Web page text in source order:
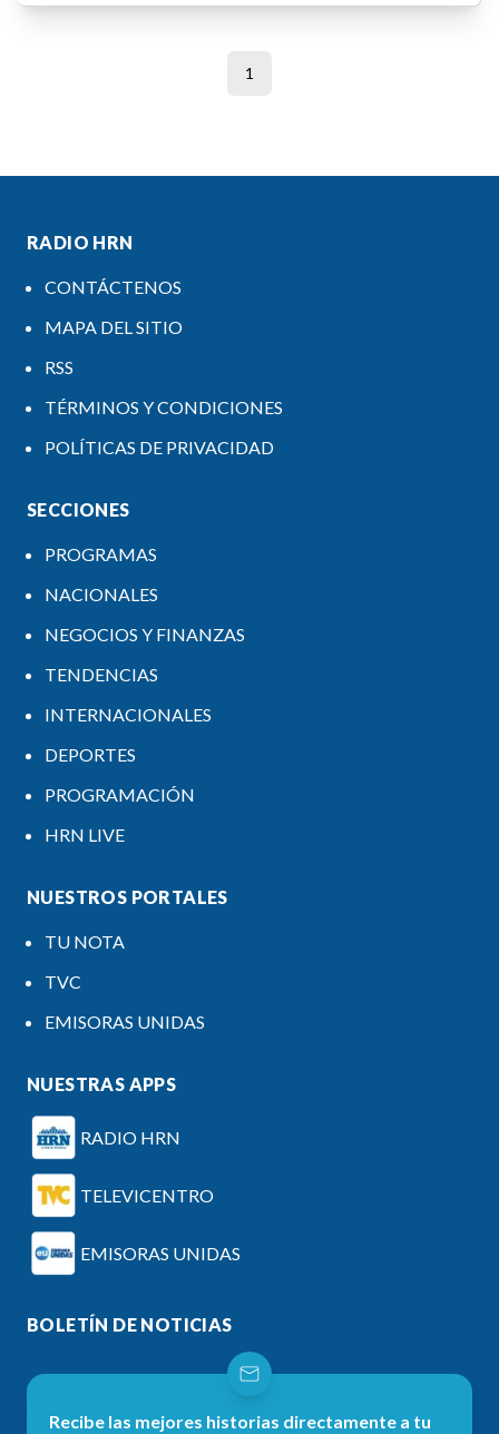
1
RADIO HRN
CONTÁCTENOS
MAPA DEL SITIO
RSS
TÉRMINOS Y CONDICIONES
POLÍTICAS DE PRIVACIDAD
SECCIONES
PROGRAMAS
NACIONALES
NEGOCIOS Y FINANZAS
TENDENCIAS
INTERNACIONALES
DEPORTES
PROGRAMACIÓN
HRN LIVE
NUESTROS PORTALES
TU NOTA
TVC
EMISORAS UNIDAS
NUESTRAS APPS
RADIO HRN
TELEVICENTRO
EMISORAS UNIDAS
BOLETÍN DE NOTICIAS
Recibe las mejores historias directamente a tu